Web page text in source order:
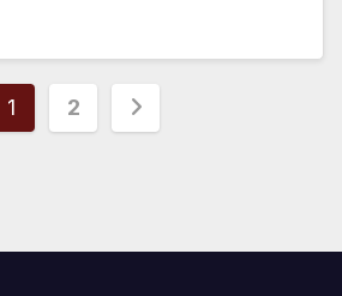
Paginación
1 2